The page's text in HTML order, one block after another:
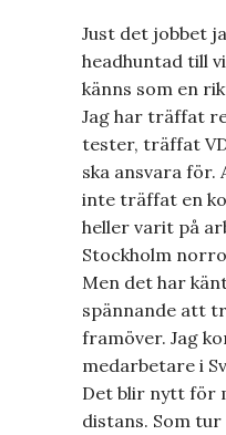
Just det jobbet
headhuntad till
känns som en
Jag har träffat
tester, träffat
ska ansvara för.
inte träffat en
heller varit på
Stockholm
Men det har
spännande att
framöver. Jag
medarbetare i
Det blir nytt för
distans. Som